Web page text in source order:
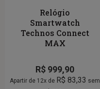
Relógio
Smartwatch
Technos Connect
MAX
R$ 999,90
Apartir de 12x de R$ 83,33 sem